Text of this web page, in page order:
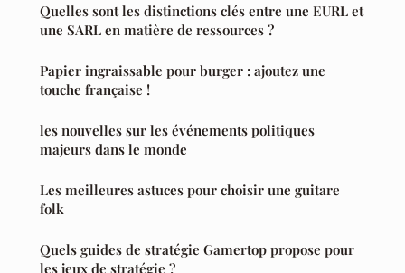
Quelles sont les distinctions clés entre une EURL et
une SARL en matière de ressources ?
Papier ingraissable pour burger : ajoutez une
touche française !
les nouvelles sur les événements politiques
majeurs dans le monde
Les meilleures astuces pour choisir une guitare
folk
Quels guides de stratégie Gamertop propose pour
les jeux de stratégie ?